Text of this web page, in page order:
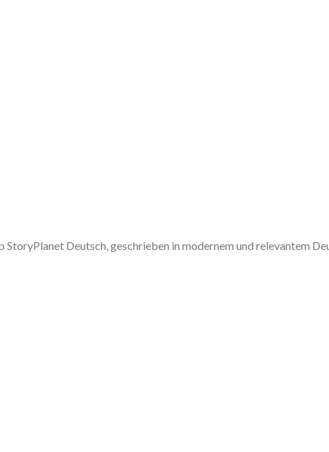
Deutsch, geschrieben in modernem und relevantem